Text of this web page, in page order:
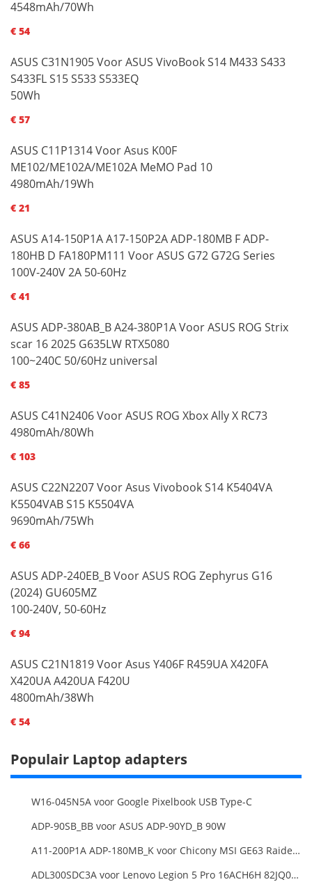
4548mAh/70Wh
€ 54
ASUS C31N1905 Voor ASUS VivoBook S14 M433 S433
S433FL S15 S533 S533EQ
50Wh
€ 57
ASUS C11P1314 Voor Asus K00F
ME102/ME102A/ME102A MeMO Pad 10
4980mAh/19Wh
€ 21
ASUS A14-150P1A A17-150P2A ADP-180MB F ADP-
180HB D FA180PM111 Voor ASUS G72 G72G Series
100V-240V 2A 50-60Hz
€ 41
ASUS ADP-380AB_B A24-380P1A Voor ASUS ROG Strix
scar 16 2025 G635LW RTX5080
100~240C 50/60Hz universal
€ 85
ASUS C41N2406 Voor ASUS ROG Xbox Ally X RC73
4980mAh/80Wh
€ 103
ASUS C22N2207 Voor Asus Vivobook S14 K5404VA
K5504VAB S15 K5504VA
9690mAh/75Wh
€ 66
ASUS ADP-240EB_B Voor ASUS ROG Zephyrus G16
(2024) GU605MZ
100-240V, 50-60Hz
€ 94
ASUS C21N1819 Voor Asus Y406F R459UA X420FA
X420UA A420UA F420U
4800mAh/38Wh
€ 54
Populair Laptop adapters
W16-045N5A voor Google Pixelbook USB Type-C
ADP-90SB_BB voor ASUS ADP-90YD_B 90W
A11-200P1A ADP-180MB_K voor Chicony MSI GE63 Raider RGB 8RE-012US
ADL300SDC3A voor Lenovo Legion 5 Pro 16ACH6H 82JQ008HUK 82JQ008